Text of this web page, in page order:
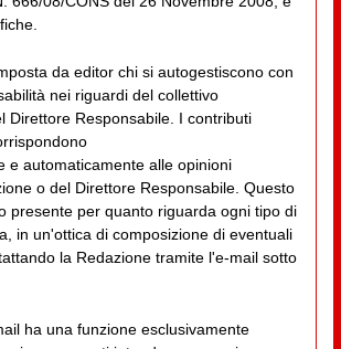
da editor chi si autogestiscono con
nei riguardi del collettivo
Direttore Responsabile. I contributi
e automaticamente alle opinioni
o del Direttore Responsabile. Questo
presente per quanto riguarda ogni tipo di
in un'ottica di composizione di eventuali
la Redazione tramite l'e-mail sotto
ha una funzione esclusivamente